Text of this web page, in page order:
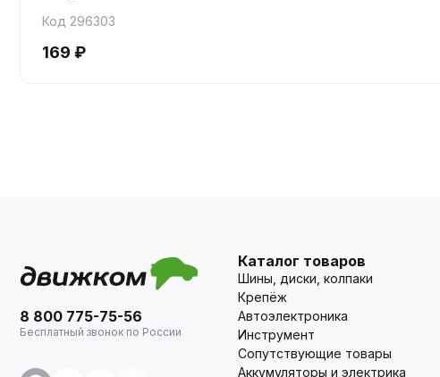
Код 296303
169 ₽
8 800 775-75-56
Бесплатный звонок по России
Каталог товаров
Шины, диски, колпаки
Крепёж
Автоэлектроника
Инструмент
Сопутствующие товары
Аккумуляторы и электрика